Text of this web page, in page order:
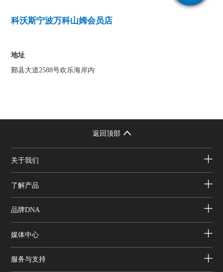
科沃斯宁波万科山姆会员店
地址
鄞县大道2588号欢乐海岸内
返回顶部
关于我们
了解产品
品牌DNA
媒体中心
服务与支持